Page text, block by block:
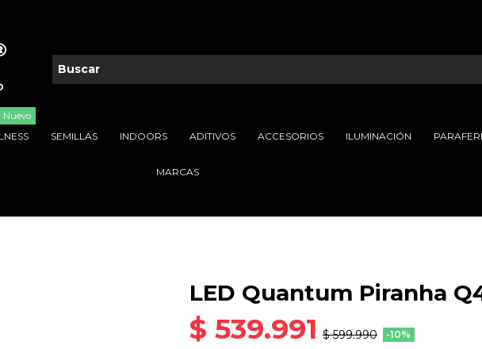
Nuevo
SEMILLAS INDOORS ADITIVOS ACCESORIOS ILUMINACIÓN
MARCAS
LED Quantum Piranha
$ 539.991 $ 599.990 -10%